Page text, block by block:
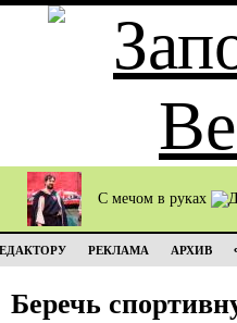
С мечом в руках
РЕКЛАМА АРХИВ
Беречь